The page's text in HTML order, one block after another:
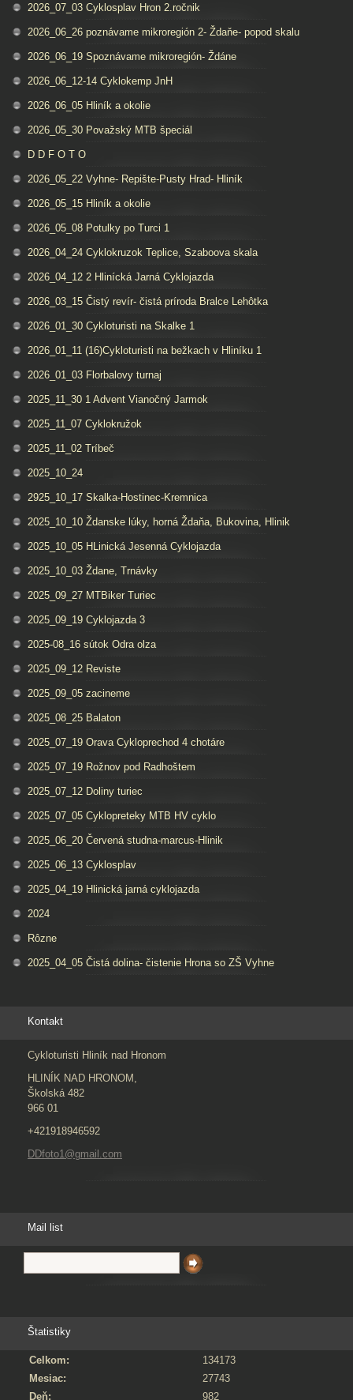
2026_07_03 Cyklosplav Hron 2.ročnik
2026_06_26 poznávame mikroregión 2- Ždaňe- popod skalu
2026_06_19 Spoznávame mikroregión- Ždáne
2026_06_12-14 Cyklokemp JnH
2026_06_05 Hliník a okolie
2026_05_30 Považský MTB špeciál
D D F O T O
2026_05_22 Vyhne- Repište-Pusty Hrad- Hliník
2026_05_15 Hliník a okolie
2026_05_08 Potulky po Turci 1
2026_04_24 Cyklokruzok Teplice, Szaboova skala
2026_04_12 2 Hlinícká Jarná Cyklojazda
2026_03_15 Čistý revír- čistá príroda Bralce Lehôtka
2026_01_30 Cykloturisti na Skalke 1
2026_01_11 (16)Cykloturisti na bežkach v Hliníku 1
2026_01_03 Florbalovy turnaj
2025_11_30 1 Advent Vianočný Jarmok
2025_11_07 Cyklokružok
2025_11_02 Tríbeč
2025_10_24
2925_10_17 Skalka-Hostinec-Kremnica
2025_10_10 Ždanske lúky, horná Ždaňa, Bukovina, Hlinik
2025_10_05 HLinická Jesenná Cyklojazda
2025_10_03 Ždane, Trnávky
2025_09_27 MTBiker Turiec
2025_09_19 Cyklojazda 3
2025-08_16 sútok Odra olza
2025_09_12 Reviste
2025_09_05 zacineme
2025_08_25 Balaton
2025_07_19 Orava Cykloprechod 4 chotáre
2025_07_19 Rožnov pod Radhoštem
2025_07_12 Doliny turiec
2025_07_05 Cyklopreteky MTB HV cyklo
2025_06_20 Červená studna-marcus-Hlinik
2025_06_13 Cyklosplav
2025_04_19 Hlinická jarná cyklojazda
2024
Rôzne
2025_04_05 Čistá dolina- čistenie Hrona so ZŠ Vyhne
Kontakt
Cykloturisti Hliník nad Hronom
HLINÍK NAD HRONOM,
Školská 482
966 01
+421918946592
DDfoto1@gmail.com
Mail list
Štatistiky
Celkom:
134173
Mesiac:
27743
Deň:
982